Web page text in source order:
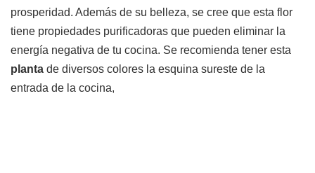
prosperidad. Además de su belleza, se cree que esta flor
tiene propiedades purificadoras que pueden eliminar la
energía negativa de tu cocina. Se recomienda tener esta
planta de diversos colores la esquina sureste de la
entrada de la cocina,